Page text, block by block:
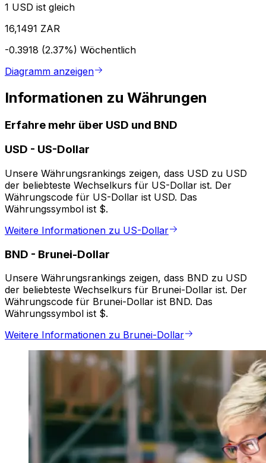
1 USD ist gleich
16,1491 ZAR
-0.3918 (2.37%) Wöchentlich
Diagramm anzeigen
Informationen zu Währungen
Erfahre mehr über USD und BND
USD - US-Dollar
Unsere Währungsrankings zeigen, dass USD zu USD
der beliebteste Wechselkurs für US-Dollar ist. Der
Währungscode für US-Dollar ist USD. Das
Währungssymbol ist $.
Weitere Informationen zu US-Dollar
BND - Brunei-Dollar
Unsere Währungsrankings zeigen, dass BND zu USD
der beliebteste Wechselkurs für Brunei-Dollar ist. Der
Währungscode für Brunei-Dollar ist BND. Das
Währungssymbol ist $.
Weitere Informationen zu Brunei-Dollar